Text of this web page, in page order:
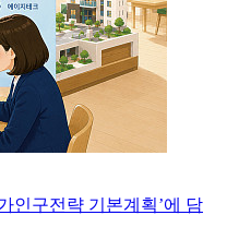
인구전략 기본계획’에 담